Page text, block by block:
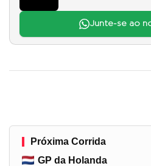
Junte-se ao
Próxima Corrida
GP da Holanda